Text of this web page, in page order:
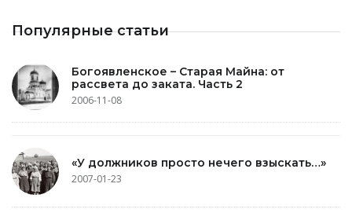
Популярные статьи
Богоявленское – Старая Майна: от
рассвета до заката. Часть 2
2006-11-08
«У должников просто нечего взыскать…»
2007-01-23